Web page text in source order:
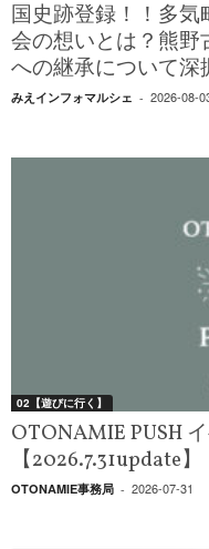
国史跡登録！！多
会の想いとは？熊
への継承について深
みえインフォマルシェ - 2026-08-
02【遊びに行く】
OTONAMIE PUSH
【2026.7.31update】
OTONAMIE事務局 - 2026-07-31